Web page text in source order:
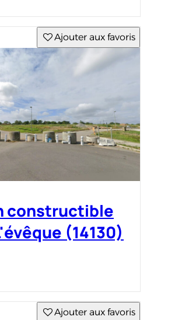
Ajouter aux favoris
constructible
(14130)
Ajouter aux favoris